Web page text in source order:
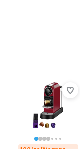
Beoordeling is 8,8 van